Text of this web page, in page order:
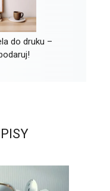
do druku –